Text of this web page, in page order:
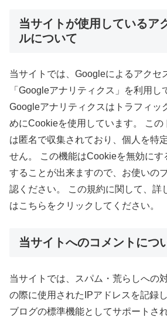
当サイトが使用しているア
ルについて
当サイトでは、Googleによるアクセ
「Googleアナリティクス」を利用し
Googleアナリティクスはトラフィッ
めにCookieを使用しています。 この
は匿名で収集されており、個人を特
せん。 この機能はCookieを無効にす
することが出来ますので、お使いの
認ください。 この規約に関して、詳
はこちらをクリックしてください。
当サイトへのコメントにつ
当サイトでは、スパム・荒らしへの
の際に使用されたIPアドレスを記録
ブログの標準機能としてサポートさ